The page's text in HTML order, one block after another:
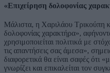
«Επιχείρηση δολοφονίας
Μάλιστα, η Χαριλάου Τρικούπη
δολοφονίας χαρακτήρα»,
χρησιμοποιείται πολιτικά με
τις απαντήσεις σας άμεσα»,
διαφορετικά θα είναι σαφές ότι
γνωρίζει και επικαλείται τον